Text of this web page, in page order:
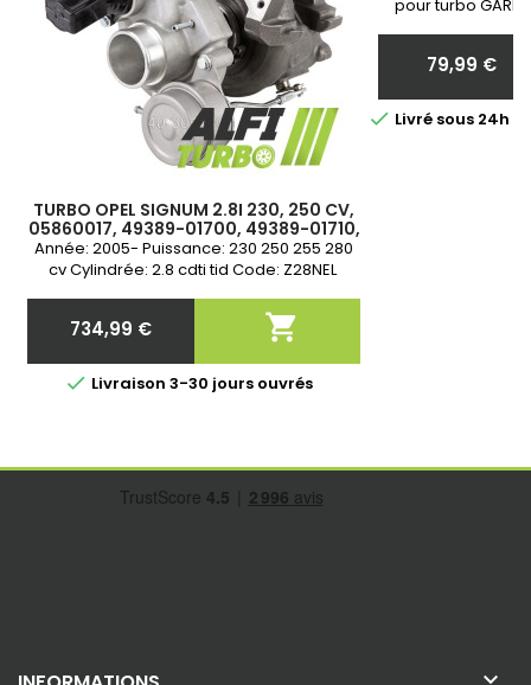
TURBO OPEL SIGNUM 2.8I 230, 250 CV,
05860017, 49389-01700, 49389-01710,
49389-01720, 55557012, 55564299,
55569051, 5564299
Année: 2005- Puissance: 230 250 255 280
cv Cylindrée: 2.8 cdti tid Code: Z28NEL
Prix
734,99 € 
 Livraison 3-30 jours ouvrés
pour turbo
Prix
79,99 €
 Livré sous 24h